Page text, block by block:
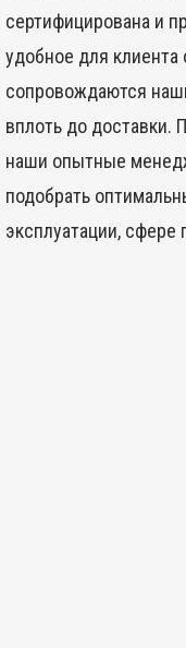
сертифицирована и
удобное для клиента
сопровождаются
вплоть до доставки.
наши опытные
подобрать
эксплуатации, сфере